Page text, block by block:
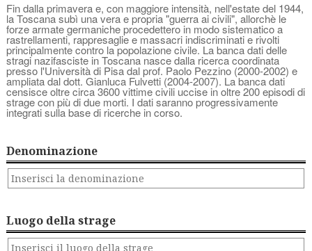
Fin dalla primavera e, con maggiore intensità, nell'estate del 1944,
la Toscana subì una vera e propria "guerra ai civili", allorchè le
forze armate germaniche procedettero in modo sistematico a
rastrellamenti, rappresaglie e massacri indiscriminati e rivolti
principalmente contro la popolazione civile. La banca dati delle
stragi nazifasciste in Toscana nasce dalla ricerca coordinata
presso l'Università di Pisa dal prof. Paolo Pezzino (2000-2002) e
ampliata dal dott. Gianluca Fulvetti (2004-2007). La banca dati
censisce oltre circa 3600 vittime civili uccise in oltre 200 episodi di
strage con più di due morti. I dati saranno progressivamente
integrati sulla base di ricerche in corso.
Denominazione
Luogo della strage